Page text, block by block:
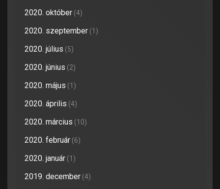
2020. október (4)
2020. szeptember (1)
2020. július (5)
2020. június (2)
2020. május (1)
2020. április (4)
2020. március (10)
2020. február (6)
2020. január (1)
2019. december (4)